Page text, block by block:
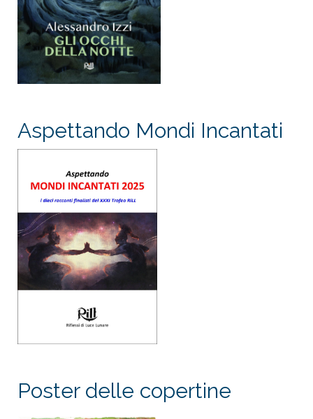
Aspettando Mondi Incantati
Poster delle copertine